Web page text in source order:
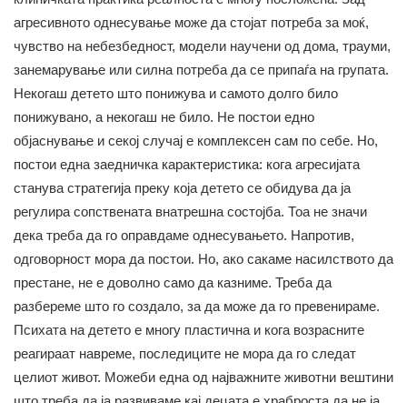
агресивното однесување може да стојат потреба за моќ,
чувство на небезбедност, модели научени од дома, трауми,
занемарување или силна потреба да се припаѓа на групата.
Некогаш детето што понижува и самото долго било
понижувано, а некогаш не било. Не постои едно
објаснување и секој случај е комплексен сам по себе. Но,
постои една заедничка карактеристика: кога агресијата
станува стратегија преку која детето се обидува да ја
регулира сопствената внатрешна состојба. Тоа не значи
дека треба да го оправдаме однесувањето. Напротив,
одговорност мора да постои. Но, ако сакаме насилството да
престане, не е доволно само да казниме. Треба да
разбереме што го создало, за да може да го превенираме.
Психата на детето е многу пластична и кога возрасните
реагираат навреме, последиците не мора да го следат
целиот живот. Можеби една од најважните животни вештини